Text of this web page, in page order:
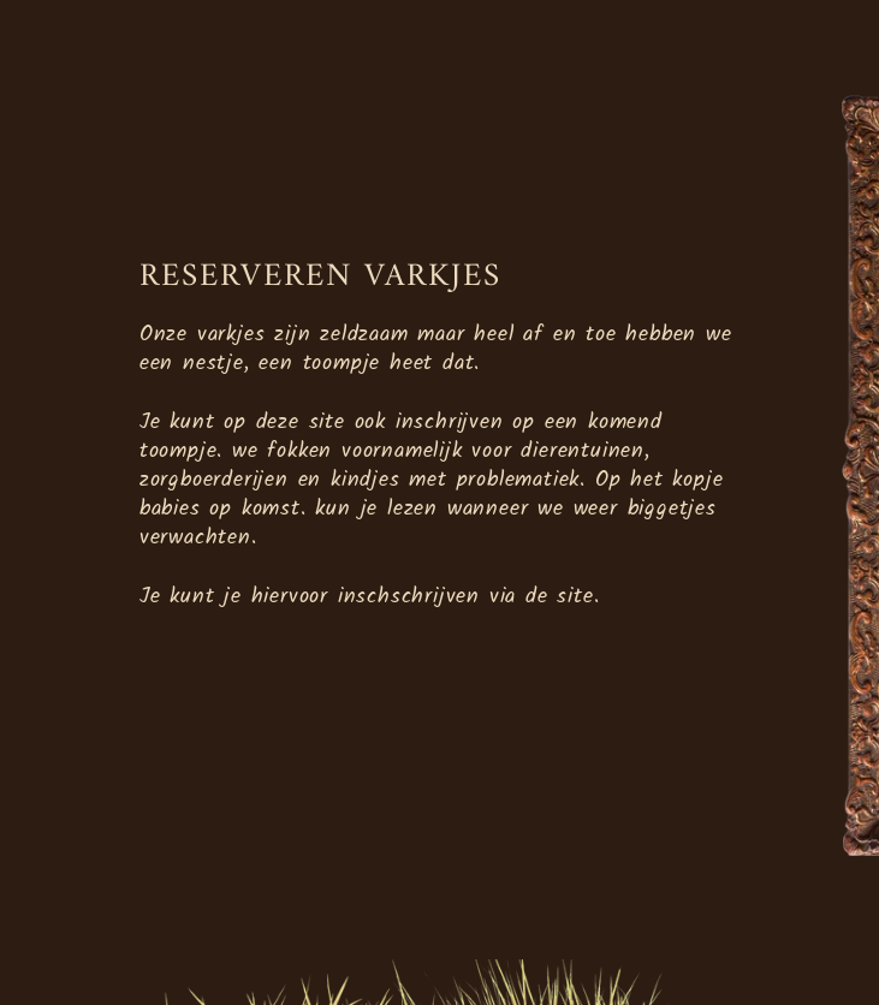
RESERVEREN VARKJES
Onze varkjes zijn zeldzaam maar heel af en toe hebben we
een nestje, een toompje heet dat.
Je kunt op deze site ook inschrijven op een komend
toompje. we fokken voornamelijk voor dierentuinen,
zorgboerderijen en kindjes met problematiek. Op het kopje
babies op komst. kun je lezen wanneer we weer biggetjes
verwachten.
Je kunt je hiervoor inschschrijven via de site.